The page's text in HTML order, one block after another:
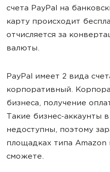
счета PayPal на
карту происходит
отчисляется за
валюты.
PayPal имеет 2 вида
корпоративный.
бизнеса, получение
Такие бизнес-аккаунты
недоступны, поэтому
площадках типа Amazon
сможете.